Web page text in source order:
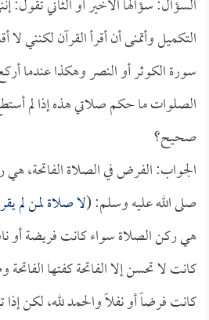
السؤال: سؤالها الأخير أو الثاني
التكميل وأتمنى أن أقرأ القرآن لكنني لا
سورة الكوثر أو النصر وهكذا عندما
الصلوات ما حكم صلاتي هذه إذا لم
صحيح؟
الجواب: الفرض في الصلاة الفاتحة، هي
صلى الله عليه وسلم: (لا صلاة لمن لم
هي ركن الصلاة سواء كانت فريضة أو
كانت لا تحسن إلا الفاتحة كفتها
كانت فرضاً أو نفلاً والحمد لله، لكن